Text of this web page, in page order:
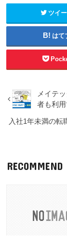
ツイ
はて
メイテ
者も利用
入社1年未満の転
RECOMMEND